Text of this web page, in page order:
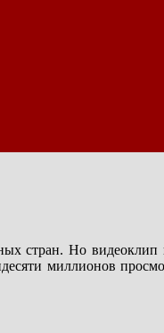
стран. Но видеоклип
миллионов